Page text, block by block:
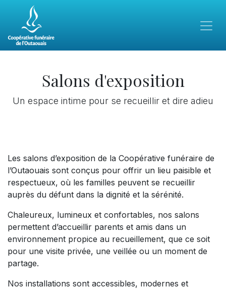
Salons d'exposition
Un espace intime pour se recueillir et dire adieu
Les salons d’exposition de la Coopérative funéraire de
l’Outaouais sont conçus pour offrir un lieu paisible et
respectueux, où les familles peuvent se recueillir
auprès du défunt dans la dignité et la sérénité.
Chaleureux, lumineux et confortables, nos salons
permettent d’accueillir parents et amis dans un
environnement propice au recueillement, que ce soit
pour une visite privée, une veillée ou un moment de
partage.
Nos installations sont accessibles, modernes et